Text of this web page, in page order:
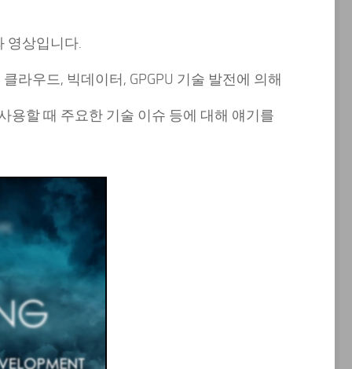
영상입니다.
라우드, 빅데이터, GPGPU 기술 발전에 의해
용할 때 주요한 기술 이슈 등에 대해 얘기를